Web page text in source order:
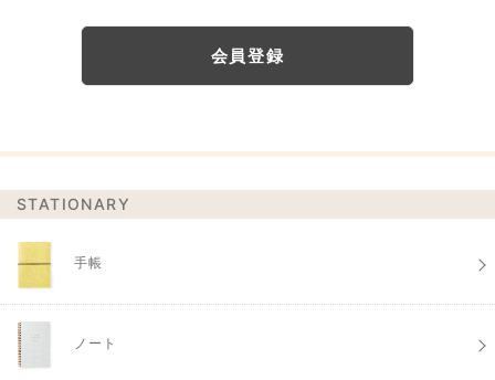
会員登録
STATIONARY
手帳
ノート